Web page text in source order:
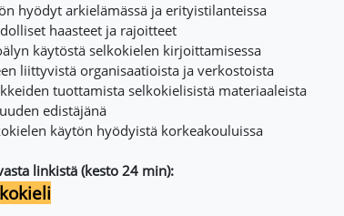
hyödyt arkielämässä ja erityistilanteissa
haasteet ja rajoitteet
käytöstä selkokielen kirjoittamisessa
liittyvistä organisaatioista ja verkostoista
tuottamista selkokielisistä materiaaleista
edistäjänä
käytön hyödyistä korkeakouluissa
linkistä (kesto 24 min):